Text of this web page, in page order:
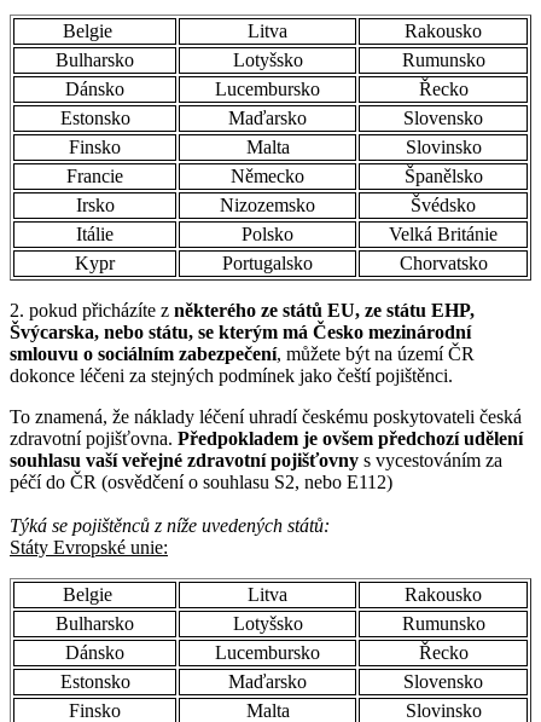
Belgie Litva
Rakousko
Bulharsko
Lotyšsko
Rumunsko
Dánsko
Lucembursko
Řecko
Estonsko
Maďarsko
Slovensko
Finsko
Malta
Slovinsko
Francie
Německo
Španělsko
Irsko
Nizozemsko
Švédsko
Itálie
Polsko
Velká Británie
Kypr
Portugalsko Chorvatsko
2. pokud přicházíte z některého ze států EU, ze státu EHP,
Švýcarska, nebo státu, se kterým má Česko mezinárodní
smlouvu o sociálním zabezpečení, můžete být na území ČR
dokonce léčeni za stejných podmínek jako čeští pojištěnci.
To znamená, že náklady léčení uhradí českému poskytovateli česká
zdravotní pojišťovna. Předpokladem je ovšem předchozí udělení
souhlasu vaší veřejné zdravotní pojišťovny s vycestováním za
péčí do ČR (osvědčení o souhlasu S2, nebo E112)
Týká se pojištěnců z níže uvedených států:
Státy Evropské unie:
Belgie Litva
Rakousko
Bulharsko
Lotyšsko
Rumunsko
Dánsko
Lucembursko
Řecko
Estonsko
Maďarsko
Slovensko
Finsko
Malta
Slovinsko